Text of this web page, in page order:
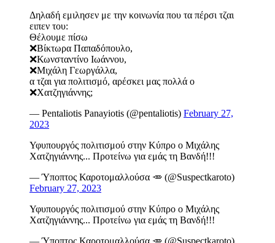
Δηλαδή εμιλησεν με την κοινωνία που τα πέρσι τζαι
ειπεν του:
Θέλουμε πίσω
❌Βίκτωρα Παπαδόπουλο,
❌Κωνσταντίνο Ιωάννου,
❌Μιχάλη Γεωργάλλα,
α τζαι για πολιτισμό, αρέσκει μας πολλά ο
❌Χατζηγιάννης;
— Pentaliotis Panayiotis (@pentaliotis) February 27,
2023
Υφυπουργός πολιτισμού στην Κύπρο ο Μιχάλης
Χατζηγιάννης... Προτείνω για εμάς τη Βανδή!!!
— Ύποπτος Καροτομαλλούσα 🥕 (@Suspectkaroto)
February 27, 2023
Υφυπουργός πολιτισμού στην Κύπρο ο Μιχάλης
Χατζηγιάννης... Προτείνω για εμάς τη Βανδή!!!
— Ύποπτος Καροτομαλλούσα 🥕 (@Suspectkaroto)